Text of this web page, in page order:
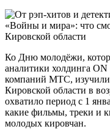
Ко Дню молодёжи,
аналитики холдинга
компаний МТС, изучили
Кировской области в
охватило период с 1
какие фильмы, треки и
молодых кировчан.